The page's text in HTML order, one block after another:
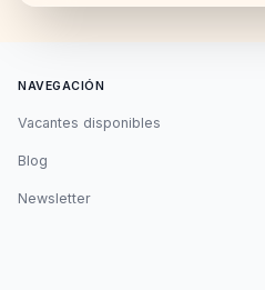
NAVEGACIÓN
Vacantes disponibles
Blog
Newsletter